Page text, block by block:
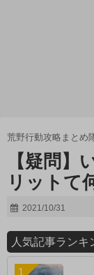
荒野行動攻略まとめ
【疑問】
リットて
2021/10/31
人気記事ランキ